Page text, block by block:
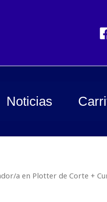
Noticias
a en Plotter de Corte +